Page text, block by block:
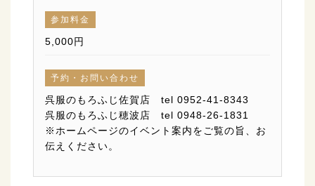
参加料金
5,000円
予約・お問い合わせ
呉服のもろふじ佐賀店 tel 0952-41-8343
呉服のもろふじ穂波店 tel 0948-26-1831
※ホームページのイベント案内をご覧の旨、お
伝えください。